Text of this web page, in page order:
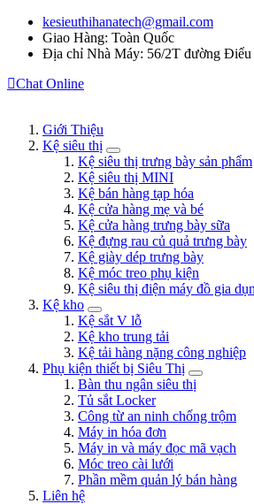
kesieuthihanatech@gmail.com
Giao Hàng: Toàn Quốc
Địa chỉ Nhà Máy: 56/2T đường
Chat Online
Giới Thiệu
Kệ siêu thị
Kệ siêu thị trưng bày sản phẩm
Kệ siêu thị MINI
Kệ bán hàng tạp hóa
Kệ cửa hàng mẹ và bé
Kệ cửa hàng trưng bày sữa
Kệ đựng rau củ quả trưng bày
Kệ giày dép trưng bày
Kệ móc treo phụ kiện
Kệ siêu thị điện máy đồ gia
Kệ kho
Kệ sắt V lỗ
Kệ kho trung tải
Kệ tải hàng nặng công nghiệp
Phụ kiện thiết bị Siêu Thị
Bàn thu ngân siêu thị
Tủ sắt Locker
Công từ an ninh chống trộm
Máy in hóa đơn
Máy in và máy đọc mã vạch
Móc treo cài lưới
Phần mềm quản lý bán hàng
Liên hệ